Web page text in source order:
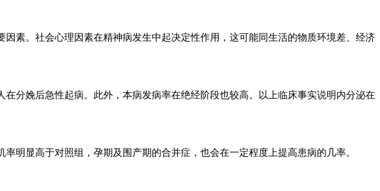
。社会心理因素在精神病发生中起决定性作用，这可能同生活的物质环境差、经济
娩后急性起病。此外，本病发病率在绝经阶段也较高。以上临床事实说明内分泌在
显高于对照组，孕期及围产期的合并症，也会在一定程度上提高患病的几率。